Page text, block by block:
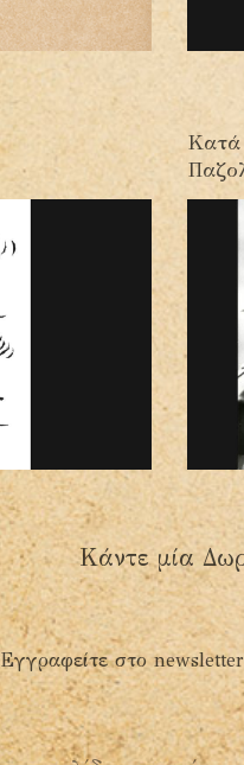
Κατά
Κάντε μία
Εγγραφείτε στο